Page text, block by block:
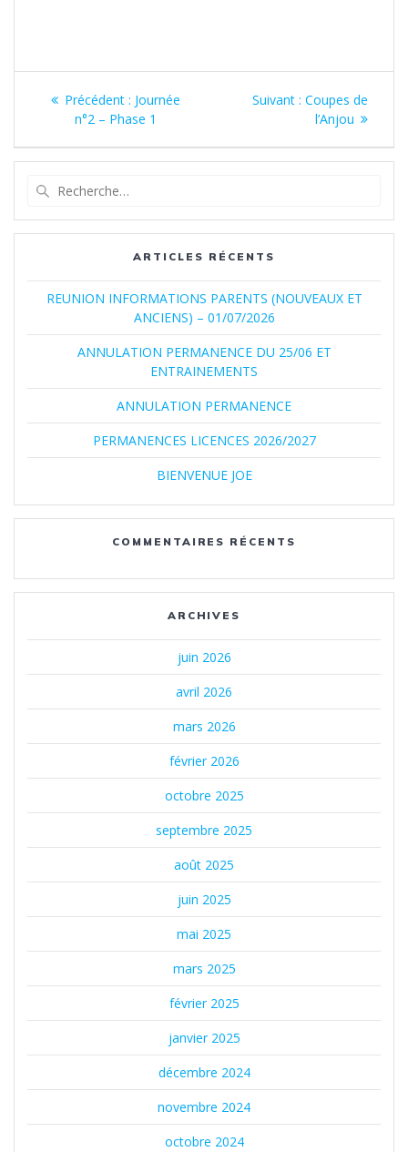
Navigation
l’article
Précédent : Article
précédent
Journée
n°2 – Phase 1
Suivant : Article
suivant
Coupes de
l’Anjou
:
ARTICLES RÉCENTS
REUNION INFORMATIONS PARENTS (NOUVEAUX ET
ANCIENS) – 01/07/2026
ANNULATION PERMANENCE DU 25/06 ET
ENTRAINEMENTS
ANNULATION PERMANENCE
PERMANENCES LICENCES 2026/2027
BIENVENUE JOE
COMMENTAIRES RÉCENTS
ARCHIVES
juin 2026
avril 2026
mars 2026
février 2026
octobre 2025
septembre 2025
août 2025
juin 2025
mai 2025
mars 2025
février 2025
janvier 2025
décembre 2024
novembre 2024
octobre 2024